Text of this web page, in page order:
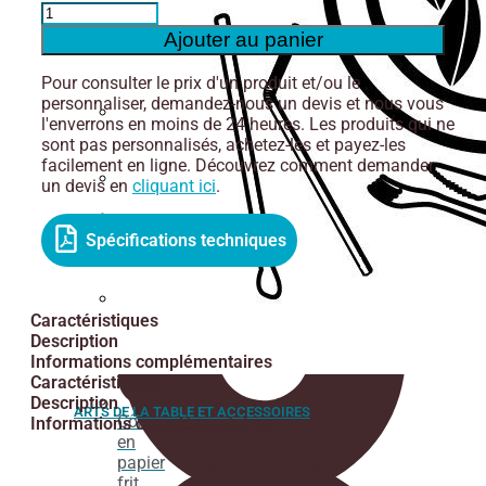
de
coupe
à glace
Emballage
isotherme
Serviette
Papier
Cône
en
papier
Cuillères
ARTS DE LA TABLE ET ACCESSOIRES
quantité
de
Gobelet
carton
pour
boisson
froide
350ml|12oz
-
pcs.
Ajouter au panier
Pour consulter le prix d'un produit et/ou le
personnaliser, demandez-nous un devis et nous vous
l'enverrons en moins de 24 heures. Les produits qui ne
sont pas personnalisés, achetez-les et payez-les
facilement en ligne. Découvrez comment demander
un devis en cliquant ici.
Spécifications techniques
Caractéristiques
Description
Informations complémentaires
Caractéristiques
Description
Informations complémentaires